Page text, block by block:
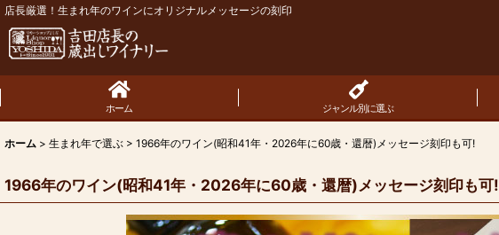
店長厳選！生まれ年のワインにオリジナルメッセージの刻印
ホーム ジャンル別に選ぶ
ホーム > 生まれ年で選ぶ > 1966年のワイン(昭和41年・2026年に60歳・還暦)メッセージ刻印も可!
1966年のワイン(昭和41年・2026年に60歳・還暦)メッセージ刻印も可!